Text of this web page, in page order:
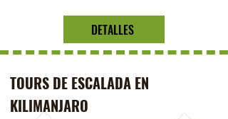
DETALLES
TOURS DE ESCALADA EN
KILIMANJARO